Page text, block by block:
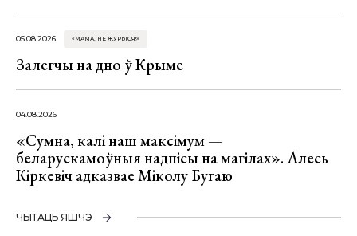
05.08.2026 «МАМА, НЕ ЖУРЫСЯ!»
Залегчы на дно ў Крыме
04.08.2026
«Сумна, калі наш максімум —
беларускамоўныя надпісы на магілах». Алесь
Кіркевіч адказвае Міколу Бугаю
ЧЫТАЦЬ ЯШЧЭ